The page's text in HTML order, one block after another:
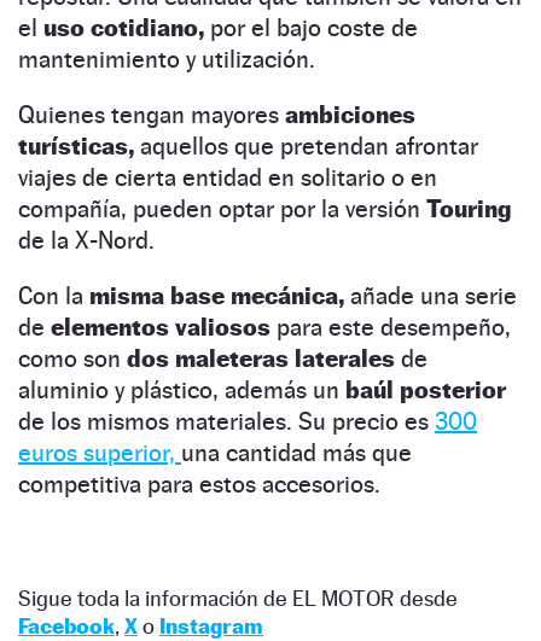
el uso cotidiano, por el bajo coste de
mantenimiento y utilización.
Quienes tengan mayores ambiciones
turísticas, aquellos que pretendan afrontar
viajes de cierta entidad en solitario o en
compañía, pueden optar por la versión Touring
de la X-Nord.
Con la misma base mecánica, añade una serie
de elementos valiosos para este desempeño,
como son dos maleteras laterales de
aluminio y plástico, además un baúl posterior
de los mismos materiales. Su precio es 300
euros superior, una cantidad más que
competitiva para estos accesorios.
Sigue toda la información de EL MOTOR desde
Facebook, Xo Instagram